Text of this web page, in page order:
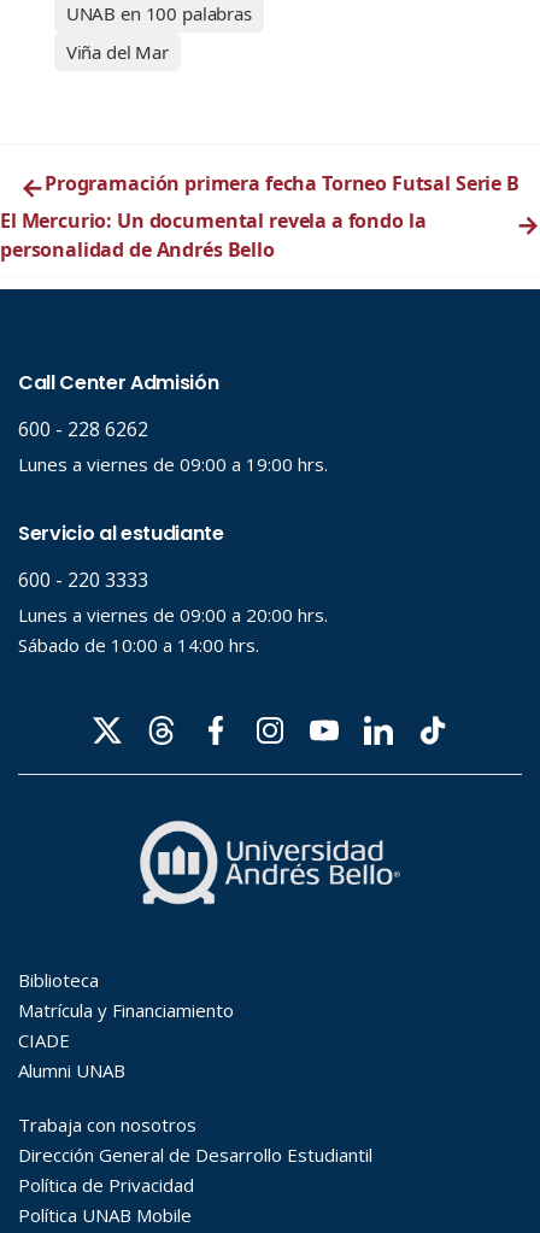
UNAB en 100 palabras
Viña del Mar
←Programación primera fecha Torneo Futsal Serie B
El Mercurio: Un documental revela a fondo la
personalidad de Andrés Bello
→